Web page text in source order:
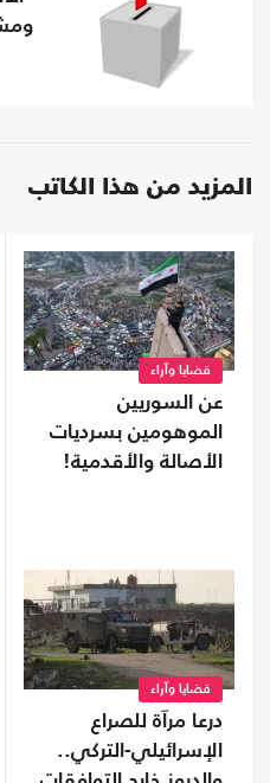
المزيد من هذا الكاتب
قضايا وآراء
عن السوريين
الموهومين بسرديات
الأصالة والأقدمية!
قضايا وآراء
درعا مرآة للصراع
الإسرائيلي-التركي..